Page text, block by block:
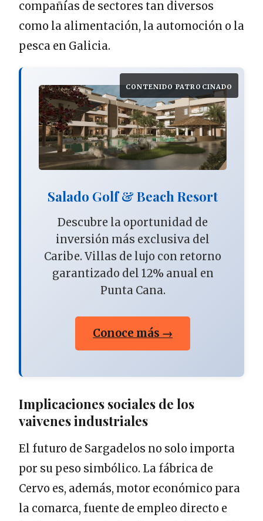
compañías de sectores tan diversos
como la alimentación, la automoción o la
pesca en Galicia.
CONTENIDO PATROCINADO
Salado Golf & Beach Resort
Descubre la oportunidad de
inversión más exclusiva del
Caribe. Villas de lujo con retorno
garantizado del 12% anual en
Punta Cana.
Conoce más →
Implicaciones sociales de los
vaivenes industriales
El futuro de Sargadelos no solo importa
por su peso simbólico. La fábrica de
Cervo es, además, motor económico para
la comarca, fuente de empleo directo e